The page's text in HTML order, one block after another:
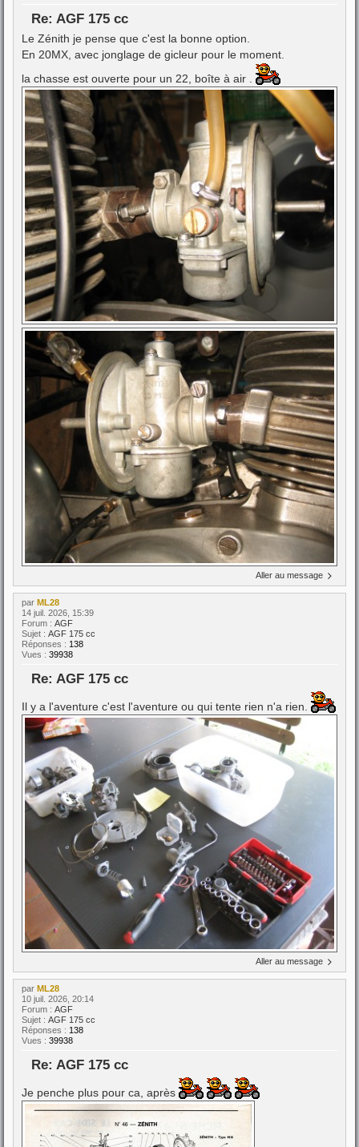
Re: AGF 175 cc
Le Zénith je pense que c'est la bonne option.
En 20MX, avec jonglage de gicleur pour le moment.
la chasse est ouverte pour un 22, boîte à air .
Aller au message
par ML28
14 juil. 2026, 15:39
Forum : AGF
Sujet : AGF 175 cc
Réponses : 138
Vues : 39938
Re: AGF 175 cc
Il y a l'aventure c'est l'aventure ou qui tente rien n'a rien.
Aller au message
par ML28
10 juil. 2026, 20:14
Forum : AGF
Sujet : AGF 175 cc
Réponses : 138
Vues : 39938
Re: AGF 175 cc
Je penche plus pour ca, après